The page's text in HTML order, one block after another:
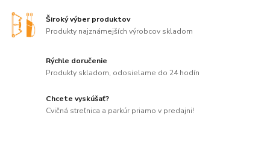
Široký výber produktov
Produkty najznámejších výrobcov skladom
Rýchle doručenie
Produkty skladom, odosielame do 24 hodín
Chcete vyskúšať?
Cvičná streľnica a parkúr priamo v predajni!